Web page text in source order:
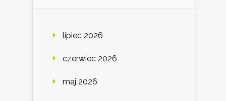
lipiec 2026
czerwiec 2026
maj 2026